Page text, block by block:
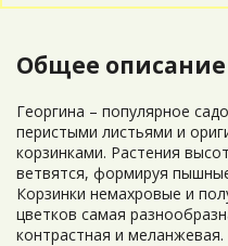
Общее описание
Георгина – популярное
перистыми листьями и
корзинками. Растения
ветвятся, формируя
Корзинки немахровые и
цветков самая
контрастная и меланжевая.